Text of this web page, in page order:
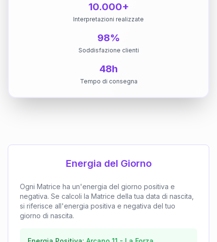
10.000+
Interpretazioni realizzate
98%
Soddisfazione clienti
48h
Tempo di consegna
Energia del Giorno
Ogni Matrice ha un'energia del giorno positiva e
negativa. Se calcoli la Matrice della tua data di nascita,
si riferisce all'energia positiva e negativa del tuo
giorno di nascita.